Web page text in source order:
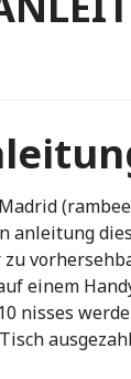
anleitung
einem
nisses